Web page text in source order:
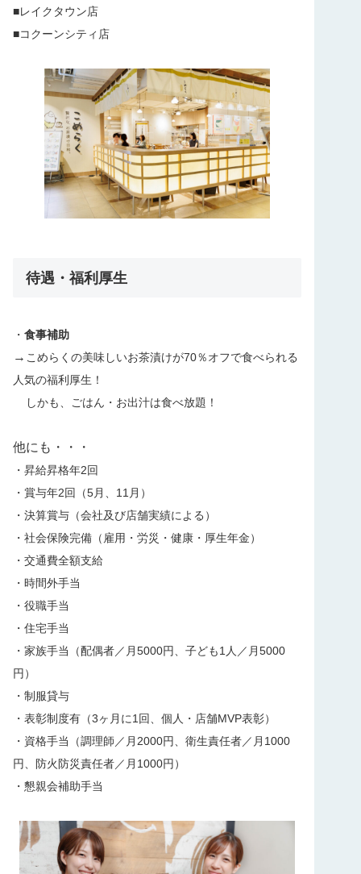
■レイクタウン店
■コクーンシティ店
待遇・福利厚生
・ 食事補助
→ こめらくの美味しいお茶漬けが70％オフで食べられる
人気の福利厚生！
しかも、ごはん・お出汁は食べ放題！
他にも・・・
・昇給昇格年2回
・賞与年2回（5月、11月）
・決算賞与（会社及び店舗実績による）
・社会保険完備（雇用・労災・健康・厚生年金）
・交通費全額支給
・時間外手当
・役職手当
・住宅手当
・家族手当（配偶者／月5000円、子ども1人／月5000
円）
・制服貸与
・表彰制度有（3ヶ月に1回、個人・店舗MVP表彰）
・資格手当（調理師／月2000円、衛生責任者／月1000
円、防火防災責任者／月1000円）
・懇親会補助手当